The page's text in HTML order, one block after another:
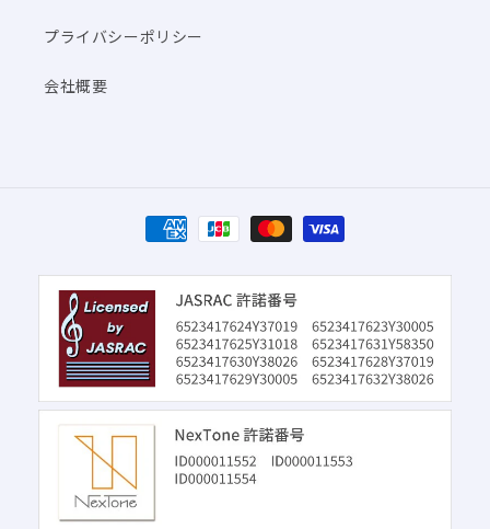
プライバシーポリシー
会社概要
決
済
方
法